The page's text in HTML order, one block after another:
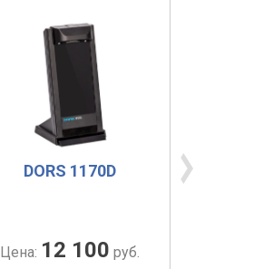
DORS 1170D
Цена: 12 100 руб.